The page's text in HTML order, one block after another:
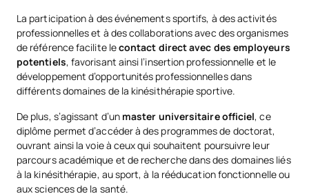
La participation à des événements sportifs, à des activités
professionnelles et à des collaborations avec des organismes
de référence facilite lecontact direct avec des employeurs
potentiels, favorisant ainsi l’insertion professionnelle et le
développement d’opportunités professionnelles dans
différents domaines de la kinésithérapie sportive.
De plus, s’agissant d’un master universitaire officiel, ce
diplôme permet d’accéder à des programmes de doctorat,
ouvrant ainsi la voie à ceux qui souhaitent poursuivre leur
parcours académique et de recherche dans des domaines liés
à la kinésithérapie, au sport, à la rééducation fonctionnelle ou
aux sciences de la santé.